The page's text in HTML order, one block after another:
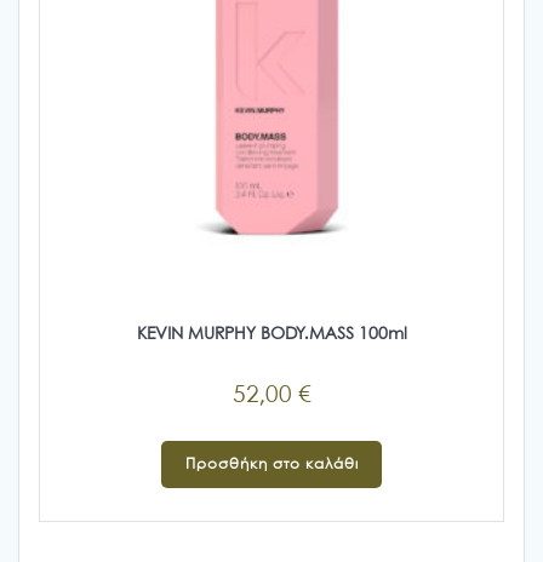
KEVIN MURPHY BODY.MASS 100ml
52,00 €
Προσθήκη στο καλάθι